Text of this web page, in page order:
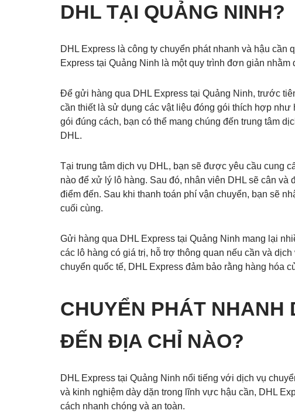
DHL TẠI QUẢNG NINH?
DHL Express là công ty chuyển phát nhanh và hậu
Express tại Quảng Ninh là một quy trình đơn giản
Để gửi hàng qua DHL Express tại Quảng Ninh, trước
cần thiết là sử dụng các vật liệu đóng gói thích hợp
gói đúng cách, bạn có thể mang chúng đến trung tâm
DHL.
Tại trung tâm dịch vụ DHL, bạn sẽ được yêu cầu cung
nào để xử lý lô hàng. Sau đó, nhân viên DHL sẽ cân
điểm đến. Sau khi thanh toán phí vận chuyển, bạn sẽ
cuối cùng.
Gửi hàng qua DHL Express tại Quảng Ninh mang lại
các lô hàng có giá trị, hỗ trợ thông quan nếu cần và
chuyển quốc tế, DHL Express đảm bảo rằng hàng hóa
CHUYỂN PHÁT NHANH
ĐẾN ĐỊA CHỈ NÀO?
DHL Express tại Quảng Ninh nổi tiếng với dịch vụ
và kinh nghiệm dày dặn trong lĩnh vực hậu cần, DHL
cách nhanh chóng và an toàn.